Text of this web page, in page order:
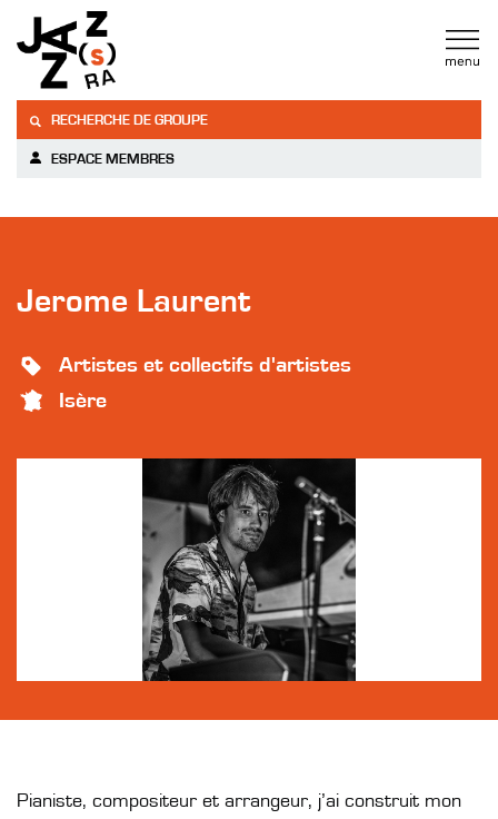
RECHERCHE DE GROUPE
ESPACE MEMBRES
Jerome Laurent
Artistes et collectifs d'artistes
Isère
Pianiste, compositeur et arrangeur, j’ai construit mon